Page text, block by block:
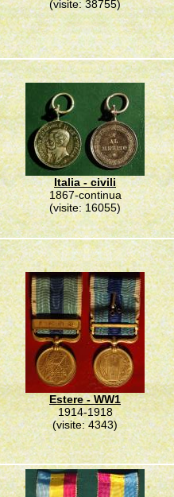
(visite: 38755)
Italia - civili
1867-continua
(visite: 16055)
Estere - WW1
1914-1918
(visite: 4343)